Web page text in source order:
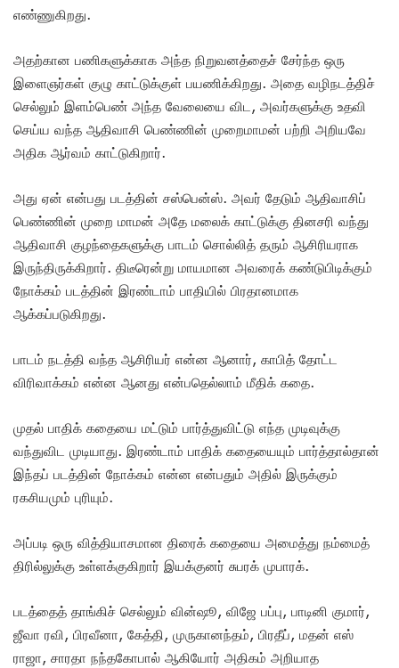
எண்ணுகிறது.
அதற்கான பணிகளுக்காக அந்த நிறுவனத்தைச் சேர்ந்த ஒரு
இளைஞர்கள் குழு காட்டுக்குள் பயணிக்கிறது. அதை வழிநடத்திச்
செல்லும் இளம்பெண் அந்த வேலையை விட, அவர்களுக்கு உதவி
செய்ய வந்த ஆதிவாசி பெண்ணின் முறைமாமன் பற்றி அறியவே
அதிக ஆர்வம் காட்டுகிறார்.
அது ஏன் என்பது படத்தின் சஸ்பென்ஸ். அவர் தேடும் ஆதிவாசிப்
பெண்ணின் முறை மாமன் அதே மலைக் காட்டுக்கு தினசரி வந்து
ஆதிவாசி குழந்தைகளுக்கு பாடம் சொல்லித் தரும் ஆசிரியராக
இருந்திருக்கிறார். திடீரென்று மாயமான அவரைக் கண்டுபிடிக்கும்
நோக்கம் படத்தின் இரண்டாம் பாதியில் பிரதானமாக
ஆக்கப்படுகிறது.
பாடம் நடத்தி வந்த ஆசிரியர் என்ன ஆனார், காபித் தோட்ட
விரிவாக்கம் என்ன ஆனது என்பதெல்லாம் மீதிக் கதை.
முதல் பாதிக் கதையை மட்டும் பார்த்துவிட்டு எந்த முடிவுக்கு
வந்துவிட முடியாது. இரண்டாம் பாதிக் கதையையும் பார்த்தால்தான்
இந்தப் படத்தின் நோக்கம் என்ன என்பதும் அதில் இருக்கும்
ரகசியமும் புரியும்.
அப்படி ஒரு வித்தியாசமான திரைக் கதையை அமைத்து நம்மைத்
திரில்லுக்கு உள்ளக்குகிறார் இயக்குனர் சுபரக் முபாரக்.
படத்தைத் தாங்கிச் செல்லும் வின்ஷூ, விஜே பப்பு, பாடினி குமார்,
ஜீவா ரவி, பிரவீனா, கேத்தி, முருகானந்தம், பிரதீப், மதன் எஸ்
ராஜா, சாரதா நந்தகோபால் ஆகியோர் அதிகம் அறியாத